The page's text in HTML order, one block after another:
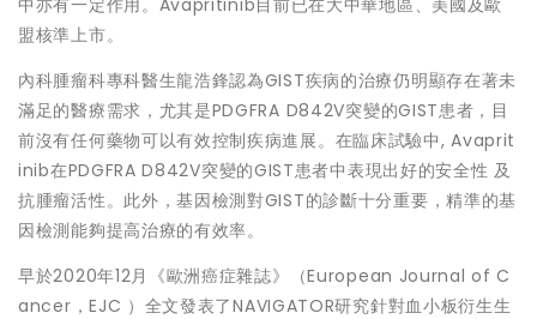
中亦有一定作用。Avapritinib目前已在大中華地區、美國及歐
盟核準上市。
內科腫瘤科專科醫生龍浩鋒認為GIST疾病的治療仍明顯存在著未
滿足的醫療需求，尤其是PDGFRA D842V突變的GIST患者，目
前沒有任何藥物可以有效控制疾病進展。在臨床試驗中, Avaprit
inib在PDGFRA D842V突變的GIST患者中表現出好的安全性 及
抗腫瘤活性。此外，基因檢測對GIST的診斷十分重要，精準的基
因檢測能夠提高治療的有效率。
早於2020年12月《歐洲癌症雜誌》（European Journal of C
ancer，EJC ）全文發表了NAVIGATOR研究針對血小板衍生生